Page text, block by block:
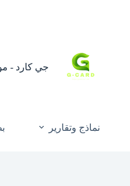
جي كارد -
نماذج وتقارير